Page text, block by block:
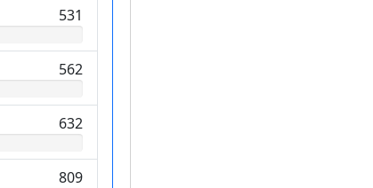
531
562
632
809